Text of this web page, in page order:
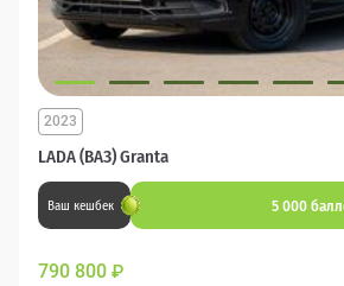
LADA (ВАЗ) Granta
2023
Ваш кешбек 5 000
790 800 ₽